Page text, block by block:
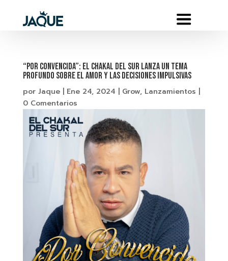
“Por Convencida”: El Chakal del Sur lanza un tema
profundo sobre el amor y las decisiones Impulsivas
por Jaque| Ene 24, 2024 Grow, Lanzamientos
0 Comentarios